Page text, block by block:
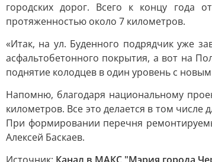
городских дорог. Всего к концу года
протяженностью около 7 километров.
«Итак, на ул. Буденного подрядчик уже
асфальтобетонного покрытия, а вот на
поднятие колодцев в один уровень с
Напомню, благодаря национальному
километров. Все это делается в том
При формировании перечня
Алексей Баскаев.